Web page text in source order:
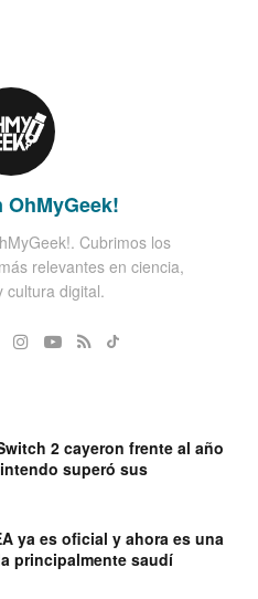
OhMyGeek!
Cubrimos los
relevantes en ciencia,
cultura digital.
2 cayeron frente al año
superó sus
ya es oficial y ahora es una
principalmente saudí